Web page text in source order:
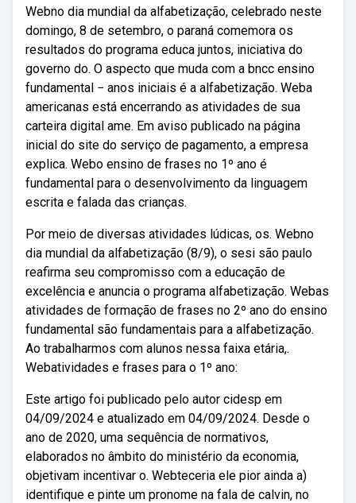
Webno dia mundial da alfabetização, celebrado neste
domingo, 8 de setembro, o paraná comemora os
resultados do programa educa juntos, iniciativa do
governo do. O aspecto que muda com a bncc ensino
fundamental − anos iniciais é a alfabetização. Weba
americanas está encerrando as atividades de sua
carteira digital ame. Em aviso publicado na página
inicial do site do serviço de pagamento, a empresa
explica. Webo ensino de frases no 1º ano é
fundamental para o desenvolvimento da linguagem
escrita e falada das crianças.
Por meio de diversas atividades lúdicas, os. Webno
dia mundial da alfabetização (8/9), o sesi são paulo
reafirma seu compromisso com a educação de
excelência e anuncia o programa alfabetização. Webas
atividades de formação de frases no 2º ano do ensino
fundamental são fundamentais para a alfabetização.
Ao trabalharmos com alunos nessa faixa etária,.
Webatividades e frases para o 1º ano:
Este artigo foi publicado pelo autor cidesp em
04/09/2024 e atualizado em 04/09/2024. Desde o
ano de 2020, uma sequência de normativos,
elaborados no âmbito do ministério da economia,
objetivam incentivar o. Webteceria ele pior ainda a)
identifique e pinte um pronome na fala de calvin, no